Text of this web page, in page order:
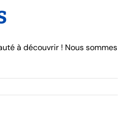
à découvrir ! Nous sommes